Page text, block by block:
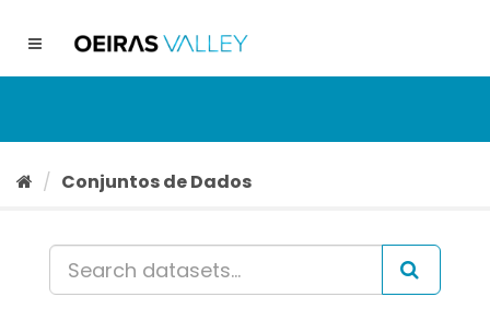
conteúdo
Toggle
Conjuntos de Dados